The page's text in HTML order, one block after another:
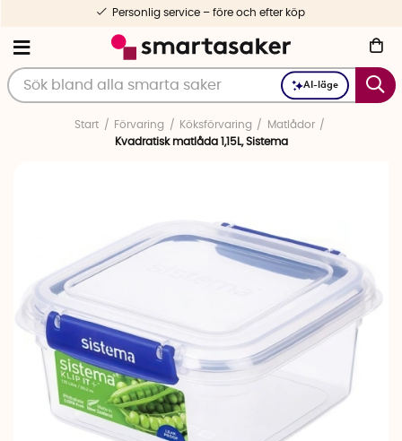
AI-läge
Personlig service – före och efter köp
Start Förvaring Köksförvaring
Matlådor
Kvadratisk matlåda 1,15L, Sistema